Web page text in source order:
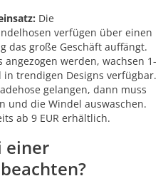
Die
verfügen über einen
das große Geschäft auffängt.
angezogen werden, wachsen 1-
trendigen Designs verfügbar.
gelangen, dann muss
und die Windel auswaschen.
ab 9 EUR erhältlich.
einer